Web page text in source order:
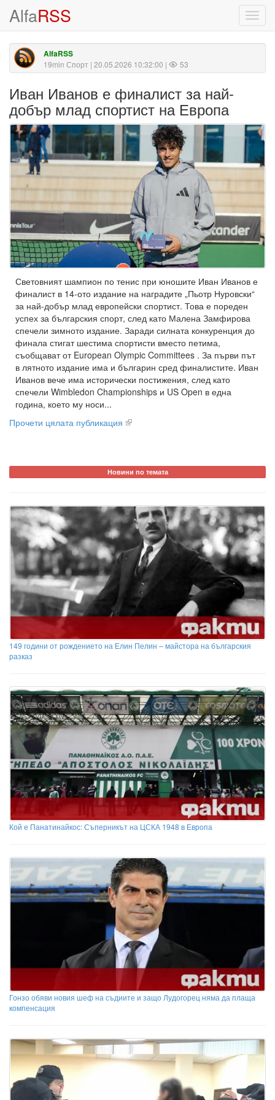
AlfaRSS
AlfaRSS
19min Спорт | 20.05.2026 10:32:00 | 53
Иван Иванов е финалист за най-
добър млад спортист на Европа
Световният шампион по тенис при юношите Иван Иванов е
финалист в 14-ото издание на наградите „Пьотр Нуровски“
за най-добър млад европейски спортист. Това е пореден
успех за българския спорт, след като Малена Замфирова
спечели зимното издание. Заради силната конкуренция до
финала стигат шестима спортисти вместо петима,
съобщават от European Olympic Committees . За първи път
в лятното издание има и българин сред финалистите. Иван
Иванов вече има исторически постижения, след като
спечели Wimbledon Championships и US Open в една
година, което му носи...
Прочети цялата публикация
Новини по темата
149 години от рождението на Елин Пелин – майстора на българския
разказ
Кой е Панатинайкос: Съперникът на ЦСКА 1948 в Европа
Гонзо обяви новия шеф на съдиите и защо Лудогорец няма да плаща
компенсация